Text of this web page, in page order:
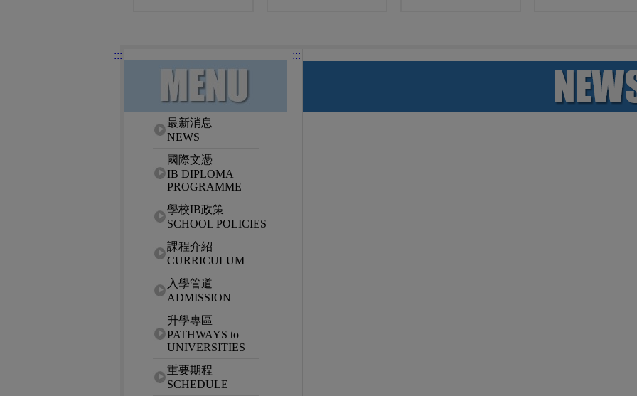
:::
網站選單最新消息
NEWS
國際文憑
IB DIPLOMA
PROGRAMME
學校IB政策
SCHOOL POLICIES
課程介紹
CURRICULUM
入學管道
ADMISSION
升學專區
PATHWAYS to
UNIVERSITIES
重要期程
SCHEDULE
:::